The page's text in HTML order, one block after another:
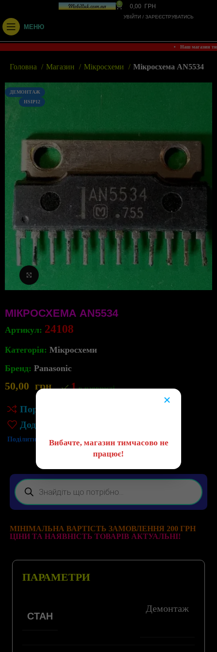
0 0,00 ГРН
УВІЙТИ / ЗАРЕЄСТРУВАТИСЬ
МЕНЮ
• Наш магазин
Головна Магазин Мікросхеми Мікросхема AN5534
ДЕМОНТАЖ
HSIP12
МІКРОСХЕМА AN5534
Артикул: 24108
Категорія: Мікросхеми
Бренд:Panasonic
50,00 грн 1в наявності
Порівняння
Додати до списку бажань
Поділитись:
МІНІМАЛЬНА ВАРТІСТЬ ЗАМОВЛЕННЯ 200 ГРН
ЦІНИ ТА НАЯВНІСТЬ ТОВАРІВ АКТУАЛЬНІ!
ПАРАМЕТРИ
СТАН
Демонтаж
×
Вибачте, магазин тимчасово не
працює!